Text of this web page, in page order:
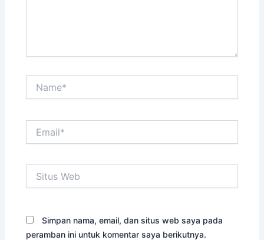
Web
Simpan nama, email, dan situs web saya pada
peramban ini untuk komentar saya berikutnya.